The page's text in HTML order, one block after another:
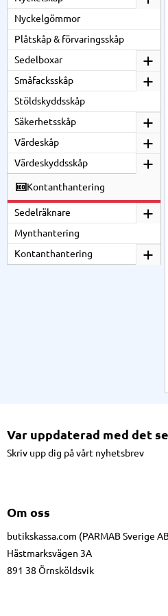
Nyckelgömmor
Plåtskåp & förvaringsskåp
Sedelboxar
Småfacksskåp
Stöldskyddsskåp
Säkerhetsskåp
Värdeskåp
Värdeskyddsskåp
Kontanthantering
Sedelräknare
Mynthantering
Kontanthantering
Var uppdaterad med det
Skriv upp dig på vårt nyhetsbrev
Om oss
butikskassa.com (PARMAB Sverige
Hästmarksvägen 3A
891 38 Örnsköldsvik